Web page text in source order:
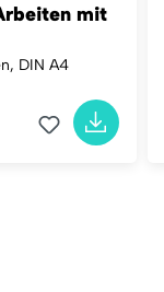
mit
DIN A4